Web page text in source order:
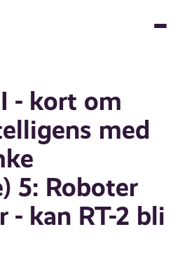
- kort om
med
5: Roboter
- kan RT-2 bli